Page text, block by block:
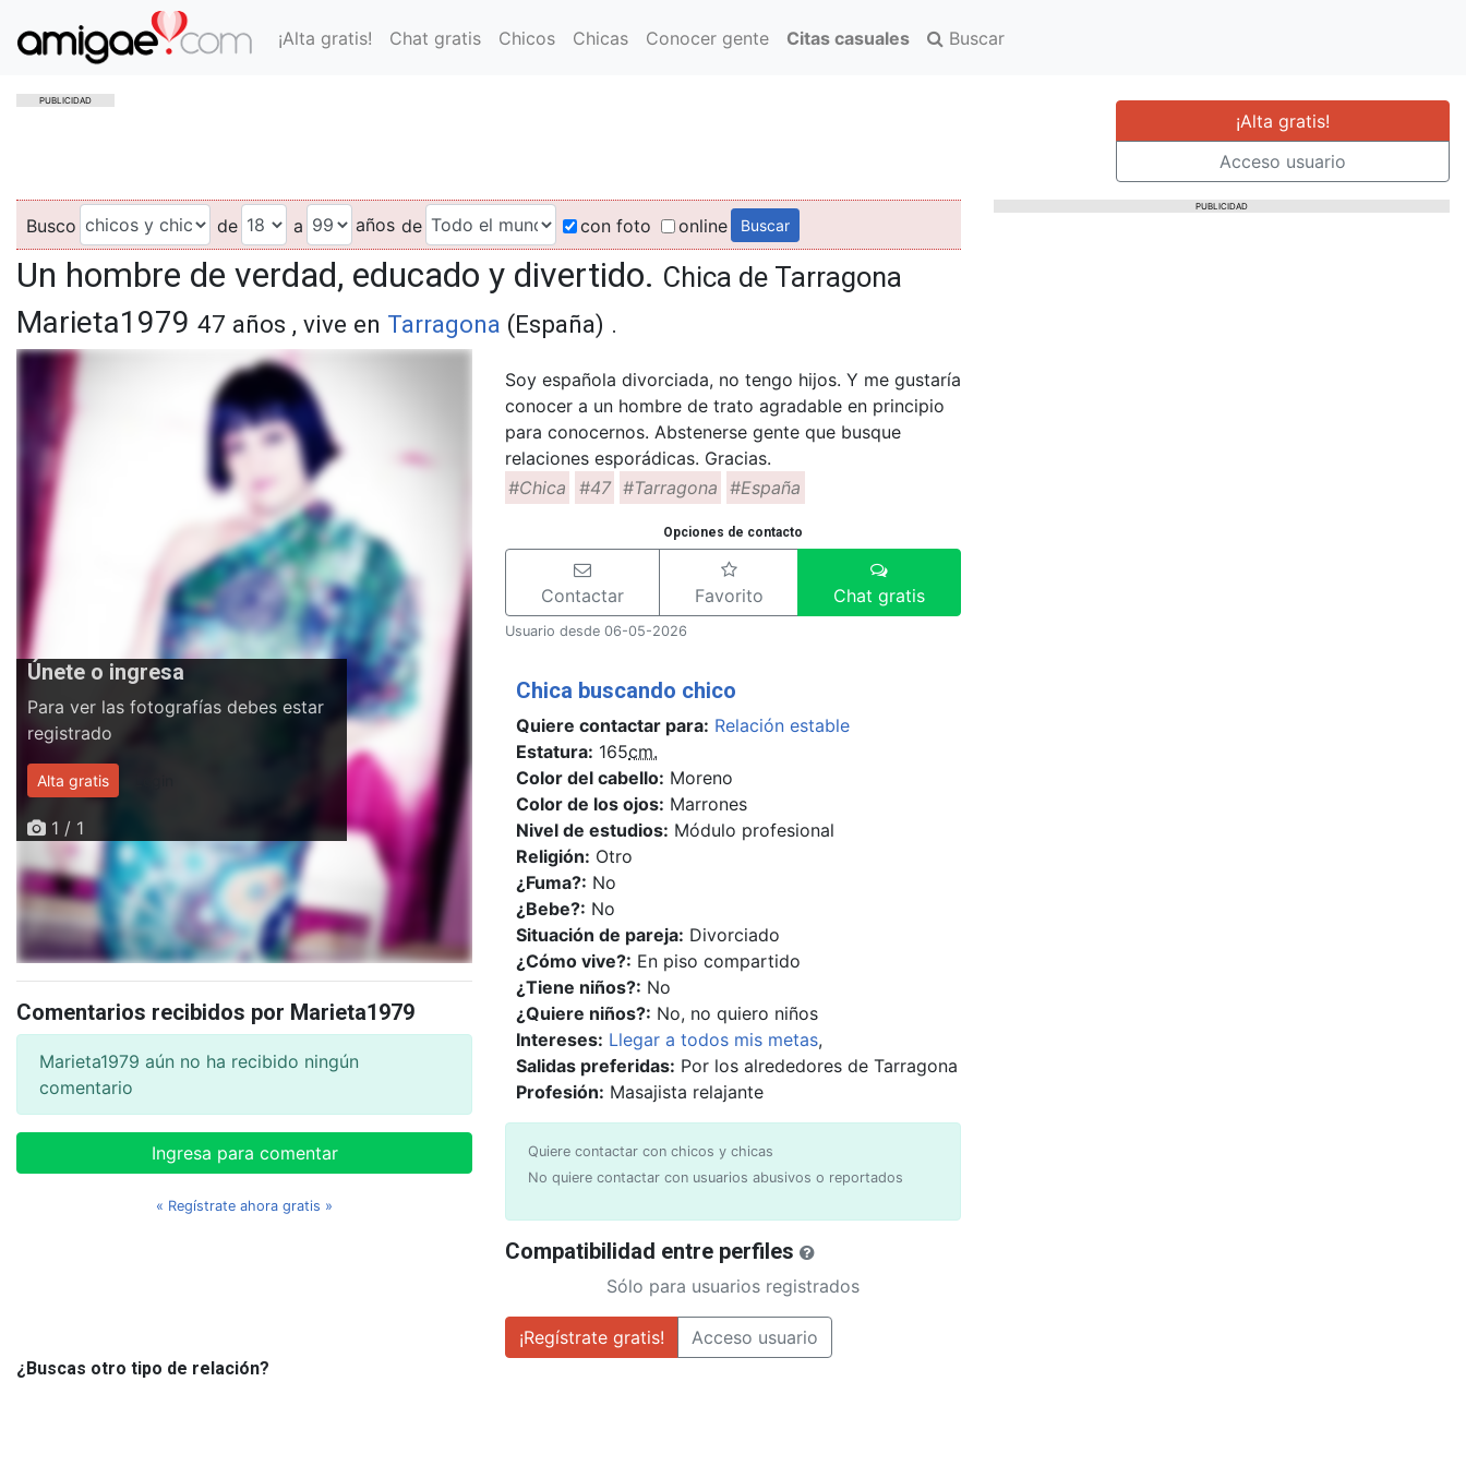
¡Alta gratis! Chat gratis Chicos Chicas Conocer gente Citas casuales Buscar
PUBLICIDAD
¡Alta gratis!
Acceso usuario
Busco de a años de con foto online
Un hombre de verdad, educado y divertido. Chica de Tarragona
Marieta1979 47 años , vive en Tarragona (España) .
Únete o ingresa
Para ver las fotografías debes estar
registrado
Alta gratis
1 / 1
Comentarios recibidos por Marieta1979
Marieta1979 aún no ha recibido ningún
comentario
Ingresa para comentar
« Regístrate ahora gratis »
Soy española divorciada, no tengo hijos. Y me gustaría
conocer a un hombre de trato agradable en principio
para conocernos. Abstenerse gente que busque
relaciones esporádicas. Gracias.
#Chica
#47 #Tarragona #España
Opciones de contacto
Contactar Favorito Chat gratis
Usuario desde 06-05-2026
Chica buscando chico
Quiere contactar para: Relación estable
Estatura: 165cm.
Color del cabello: Moreno
Color de los ojos: Marrones
Nivel de estudios: Módulo profesional
Religión: Otro
¿Fuma?: No
¿Bebe?: No
Situación de pareja: Divorciado
¿Cómo vive?: En piso compartido
¿Tiene niños?: No
¿Quiere niños?: No, no quiero niños
Intereses: Llegar a todos mis metas,
Salidas preferidas: Por los alrededores de Tarragona
Profesión: Masajista relajante
Quiere contactar con chicos y chicas
No quiere contactar con usuarios abusivos o reportados
Compatibilidad entre perfiles
Sólo para usuarios registrados
¡Regístrate gratis! Acceso usuario
¿Buscas otro tipo de relación?
PUBLICIDAD